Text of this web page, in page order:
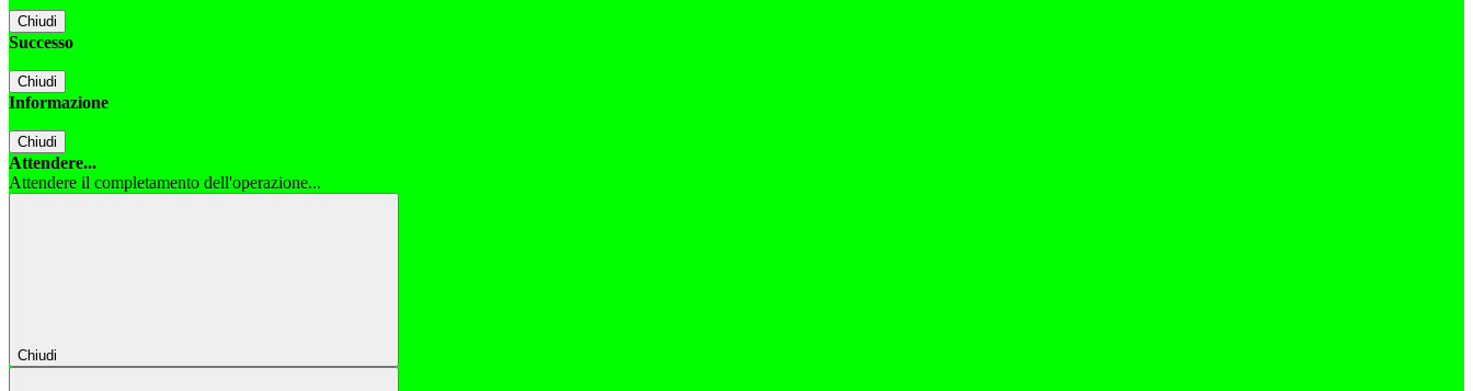
Chiudi
Successo
Chiudi
Informazione
Chiudi
Attendere...
Attendere il completamento dell'operazione...
Chiudi